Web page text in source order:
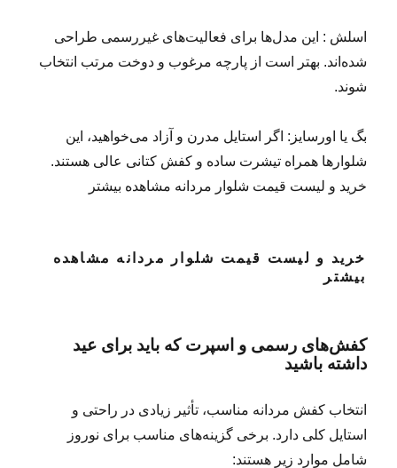
اسلش : این مدل‌ها برای فعالیت‌های غیررسمی طراحی
شده‌اند. بهتر است از پارچه مرغوب و دوخت مرتب انتخاب
شوند.
بگ یا اورسایز: اگر استایل مدرن و آزاد می‌خواهید، این
شلوارها همراه تیشرت ساده و کفش کتانی عالی‌ هستند.
خرید و لیست قیمت شلوار مردانه مشاهده بیشتر
خرید و لیست قیمت شلوار مردانه مشاهده
بیشتر
کفش‌های رسمی و اسپرت که باید برای عید
داشته باشید
انتخاب کفش مردانه مناسب، تأثیر زیادی در راحتی و
استایل کلی دارد. برخی گزینه‌های مناسب برای نوروز
شامل موارد زیر هستند: